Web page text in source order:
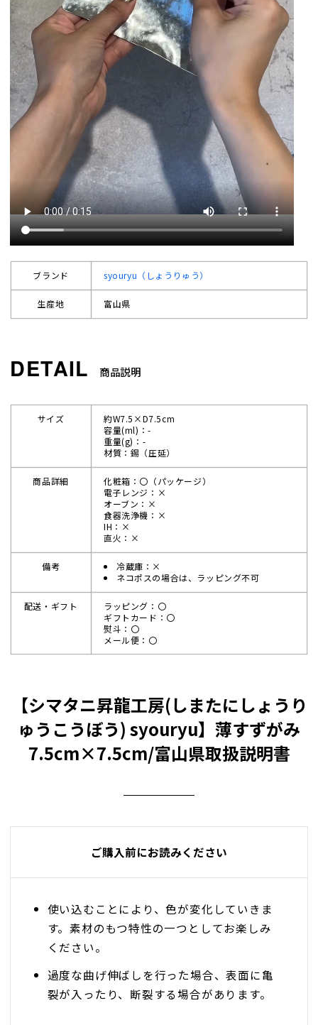
ブランド syouryu（しょうりゅう）
生産地 富山県
商品説明
サイズ
約W7.5×D7.5cm
容量(ml)：-
重量(g)：-
材質：錫（圧延）
商品詳細
化粧箱：〇（パッケージ）
電子レンジ：×
オーブン：×
食器洗浄機：×
IH：×
直火：×
備考
冷蔵庫：×
ネコポスの場合は、ラッピング不可
配送・ギフト
ラッピング：〇
ギフトカード：〇
熨斗：〇
メール便：〇
【シマタニ昇龍工房(しまたにしょうり
ゅうこうぼう) syouryu】薄すずがみ
7.5cm×7.5cm/富山県取扱説明書
ご購入前にお読みください
使い込むことにより、色が変化していきま
す。素材のもつ特性の一つとしてお楽しみ
ください。
過度な曲げ伸ばしを行った場合、表面に亀
裂が入ったり、断裂する場合があります。